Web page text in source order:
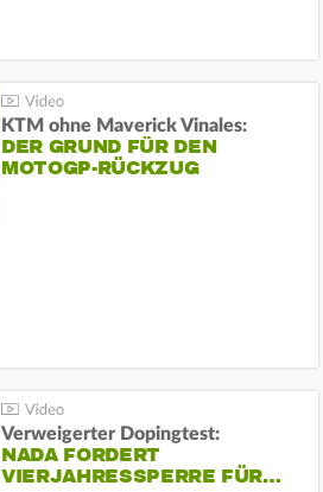
KTM ohne Maverick Vinales:
DER GRUND FÜR DEN
MOTOGP-RÜCKZUG
Verweigerter Dopingtest:
NADA FORDERT
VIERJAHRESSPERRE FÜR…